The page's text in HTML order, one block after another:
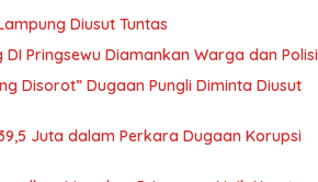
Diusut Tuntas
Pringsewu Diamankan Warga dan Polisi
Disorot” Dugaan Pungli Diminta Diusut
Juta dalam Perkara Dugaan Korupsi